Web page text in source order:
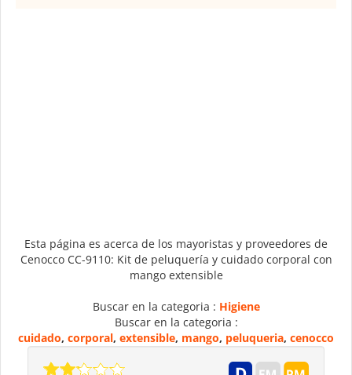
Esta página es acerca de los mayoristas y proveedores de
Cenocco CC-9110: Kit de peluquería y cuidado corporal con
mango extensible
Buscar en la categoria : Higiene
Buscar en la categoria :
cuidado, corporal, extensible, mango, peluqueria, cenocco